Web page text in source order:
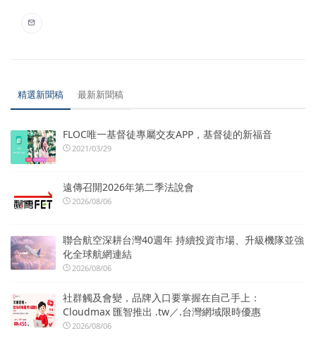
精選新聞稿 最新新聞稿
FLOC唯一基督徒專屬交友APP，基督徒的新福音
2021/03/29
遠傳召開2026年第二季法說會
2026/08/06
聯合航空深耕台灣40週年 持續投資市場、升級機隊並強
化全球航網連結
2026/08/06
社群觸及會變，品牌入口要掌握在自己手上：
Cloudmax 匯智推出 .tw／.台灣網域限時優惠
2026/08/06